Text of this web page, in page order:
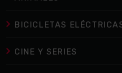
BICICLETAS
CINE Y SERIES